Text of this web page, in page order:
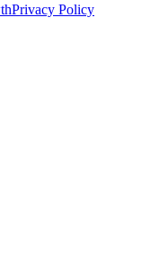
Privacy Policy